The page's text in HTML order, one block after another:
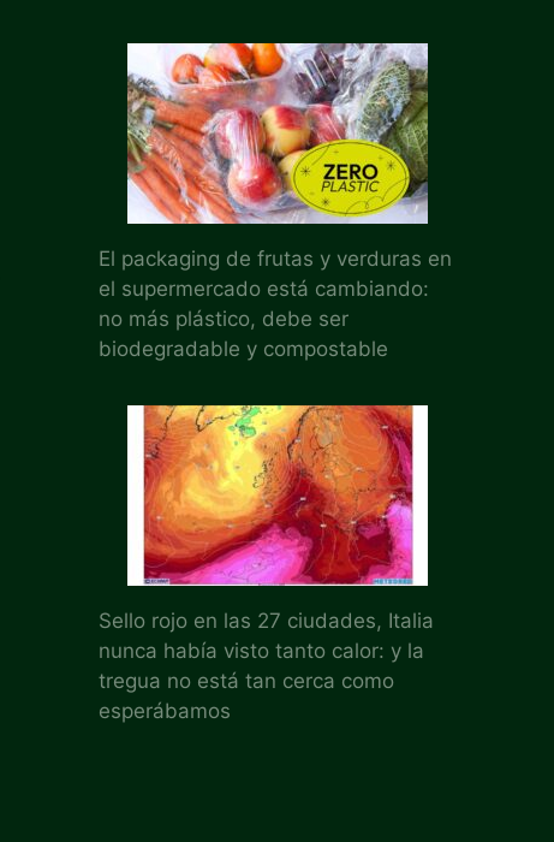
El packaging de frutas y verduras en
el supermercado está cambiando:
no más plástico, debe ser
biodegradable y compostable
Sello rojo en las 27 ciudades, Italia
nunca había visto tanto calor: y la
tregua no está tan cerca como
esperábamos